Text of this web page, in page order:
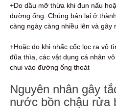
+Do dầu mỡ thừa khi đun nấu
đường ống. Chúng bán lại ở
càng ngày càng nhiều lên và gây
+Hoặc do khi nhấc cốc lọc ra vô
đũa thìa, các vật dụng cá nhân
chui vào đường ống thoát
Nguyên nhân gây
nước bồn chậu rửa